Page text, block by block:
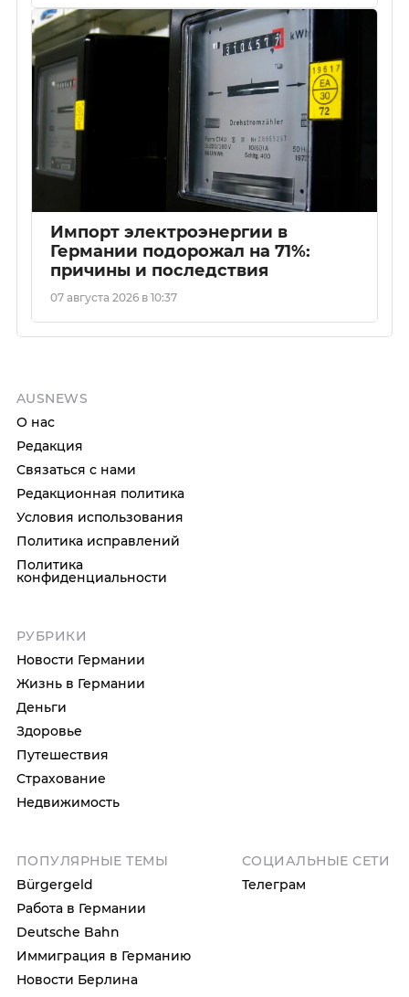
Импорт электроэнергии в
Германии подорожал на 71%:
причины и последствия
07 августа 2026 в 10:37
AUSNEWS
О нас
Редакция
Связаться с нами
Редакционная политика
Условия использования
Политика исправлений
Политика
конфиденциальности
РУБРИКИ
Новости Германии
Жизнь в Германии
Деньги
Здоровье
Путешествия
Страхование
Недвижимость
ПОПУЛЯРНЫЕ ТЕМЫ
Bürgergeld
Работа в Германии
Deutsche Bahn
Иммиграция в Германию
Новости Берлина
СОЦИАЛЬНЫЕ СЕТИ
Телеграм